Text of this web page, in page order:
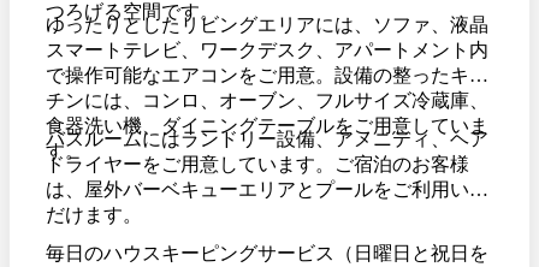
つろげる空間です。
ゆったりとしたリビングエリアには、ソファ、液晶
スマートテレビ、ワークデスク、アパートメント内
で操作可能なエアコンをご用意。設備の整ったキッ
チンには、コンロ、オーブン、フルサイズ冷蔵庫、
食器洗い機、ダイニングテーブルをご用意していま
す。
バスルームにはランドリー設備、アメニティ、ヘア
ドライヤーをご用意しています。ご宿泊のお客様
は、屋外バーベキューエリアとプールをご利用いた
だけます。
毎日のハウスキーピングサービス（日曜日と祝日を